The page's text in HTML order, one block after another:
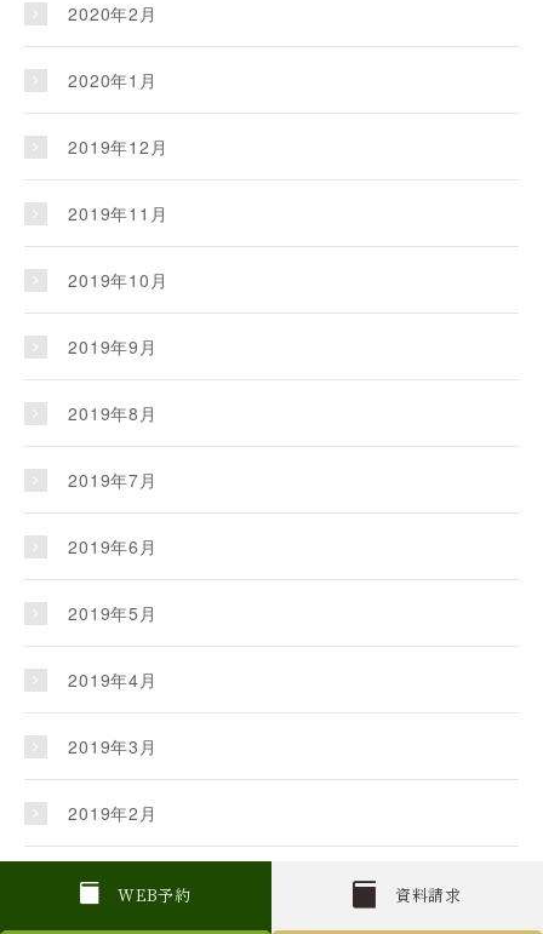
W EB予約 資料請求
2020年2月
2020年1月
2019年12月
2019年11月
2019年10月
2019年9月
2019年8月
2019年7月
2019年6月
2019年5月
2019年4月
2019年3月
2019年2月
2019年1月